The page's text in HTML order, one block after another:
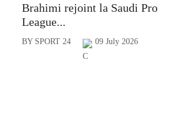
Brahimi rejoint la Saudi Pro
League...
BY SPORT 24 09 July 2026